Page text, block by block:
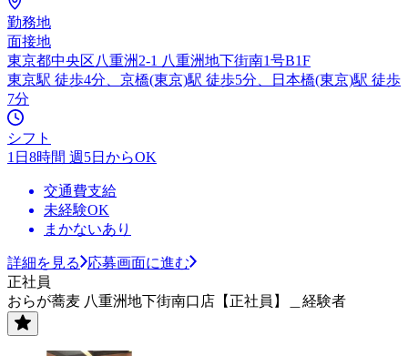
勤務地
面接地
東京都中央区八重洲2-1 八重洲地下街南1号B1F
東京駅 徒歩4分、京橋(東京)駅 徒歩5分、日本橋(東京)駅 徒歩
7分
シフト
1日8時間 週5日からOK
交通費支給
未経験OK
まかないあり
詳細を見る
応募画面に進む
正社員
おらが蕎麦 八重洲地下街南口店【正社員】＿経験者